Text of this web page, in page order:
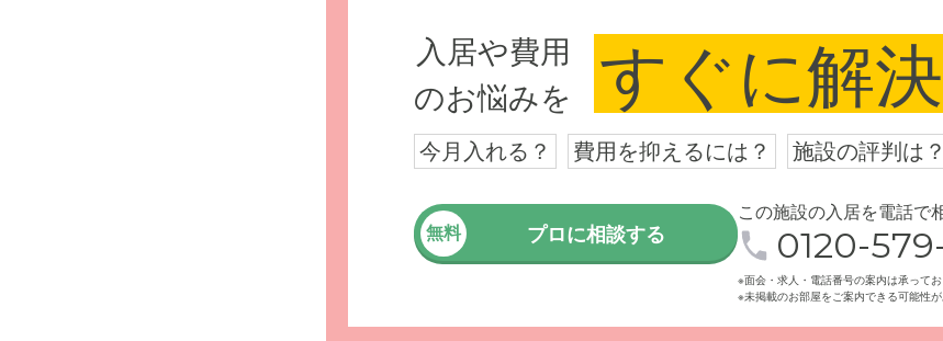
入居や費用
のお悩みを
すぐに解決
今月入れる？ 費用を抑えるには？ 施設の評判は？
無料 プロに相談する
この施設の入居を電話で
0120-
※面会・求人・電話番号の案内は承ってお
※未掲載のお部屋をご案内できる可能性が